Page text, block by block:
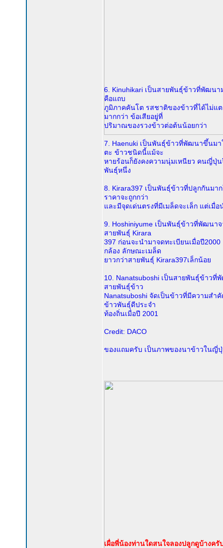
6. Kinuhikari เป็นสายพันธุ์ข้าวที่พัฒนา
คือแถบ
ภูมิภาคคันโต รสชาติของข้าวที่ได้ไม่แ
มากกว่า ข้อเสียอยู่ที่
ปริมาณของรวงข้าวต่อต้นน้อยกว่า
7. Haenuki เป็นพันธุ์ข้าวที่พัฒนาขึ้นมา
ตะ ข้าวชนิดนี้แม้จะ
หายร้อนก็ยังคงความนุ่มเหนียว คนญี่ปุ่
พันธุ์หนึ่ง
8. Kirara397 เป็นพันธุ์ข้าวที่ปลูกกันมา
ราคาจะถูกกว่า
และมีจุดเด่นตรงที่มีเมล็ดจะเล็ก แต่เ
9. Hoshiniyume เป็นพันธุ์ข้าวที่พัฒน
สายพันธุ์ Kirara
397 ก่อนจะนำมาจดทะเบียนเมื่อปี
กล้อง ลักษณะเมล็ด
ยาวกว่าสายพันธุ์ Kirara397เล็กน้อย
10. Nanatsuboshi เป็นสายพันธุ์ข้าว
สายพันธุ์ข้าว
Nanatsuboshi จัดเป็นข้าวที่มีความสำ
ข้าวพันธุ์ดีประจำ
ท้องถิ่นเมื่อปี 2001
Credit: DACO
ของแถมครับ เป็นภาพของนาข้าวในญี่
เผื่อพี่น้องท่านใดสนใจลองปลูกดูบ้างครั